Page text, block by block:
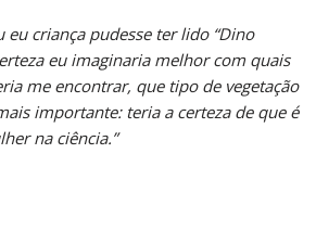
eu criança pudesse ter lido “Dino
eu imaginaria melhor com quais
me encontrar, que tipo de vegetação
importante: teria a certeza de que é
na ciência.”